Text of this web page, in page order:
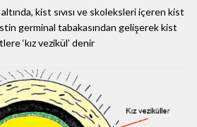
kist sıvısı ve skoleksleri içeren kist
germinal tabakasından gelişerek kist
‘kız vezikül’ denir